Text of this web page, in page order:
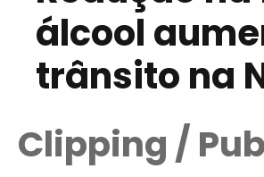
álcool
trânsito na
Clipping /